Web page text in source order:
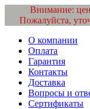
Внимание:
Пожалуйста,
О компании
Оплата
Гарантия
Контакты
Доставка
Вопросы и
Сертификаты